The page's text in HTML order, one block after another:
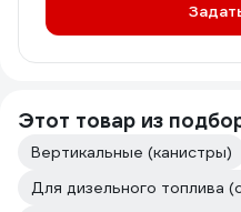
Этот товар из
Вертикальные (канистры)
Для дизельного топлива